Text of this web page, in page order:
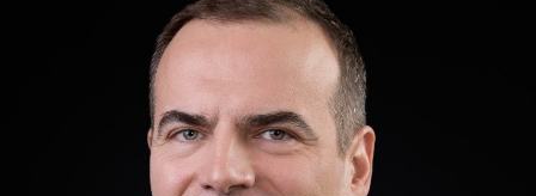
ΥΠΟΔΕΙΓΜΑΤΙΚΗ ΛΕΙΤΟΥΡΓΙΑ
ΕΡΓΑZOMΕΝΟΙ & ΣΥΝΕΡΓΑΤΕΣ
ΠΕΡΙΒΑΛΛΟΝ